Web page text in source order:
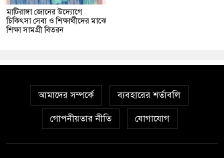
মাটিরাঙ্গা জোনের উদ্যোগে
চিকিৎসা সেবা ও শিক্ষার্থীদের মাঝে
শিক্ষা সামগ্রী বিতরন
আমাদের সম্পর্কে ব্যবহারের শর্তাবলি
গোপনীয়তার নীতি যোগাযোগ